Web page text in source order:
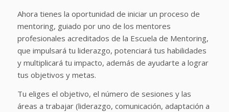
Ahora tienes la oportunidad de iniciar un proceso de
mentoring, guiado por uno de los mentores
profesionales acreditados de la Escuela de Mentoring,
que impulsará tu liderazgo, potenciará tus habilidades
y multiplicará tu impacto, además de ayudarte a lograr
tus objetivos y metas.
Tu eliges el objetivo, el número de sesiones y las
áreas a trabajar (liderazgo, comunicación, adaptación a